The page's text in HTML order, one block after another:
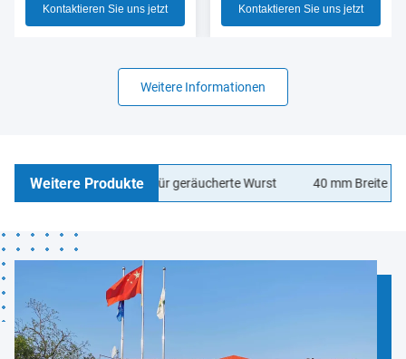
Kontaktieren Sie uns jetzt
Kontaktieren Sie uns jetzt
Weitere Informationen
Weitere Produkte
Wurstgehäuse für geräucherte Wurst 40 mm Breite LOGO